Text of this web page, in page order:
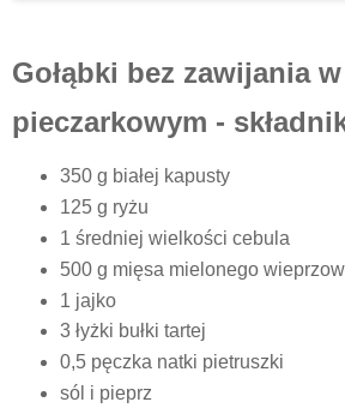
Gołąbki bez zawijania
pieczarkowym -
350 g białej kapusty
125 g ryżu
1 średniej wielkości cebula
500 g mięsa mielonego
1 jajko
3 łyżki bułki tartej
0,5 pęczka natki pietruszki
sól i pieprz